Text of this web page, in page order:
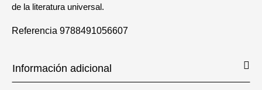
de la literatura universal.
Referencia 9788491056607
Información adicional